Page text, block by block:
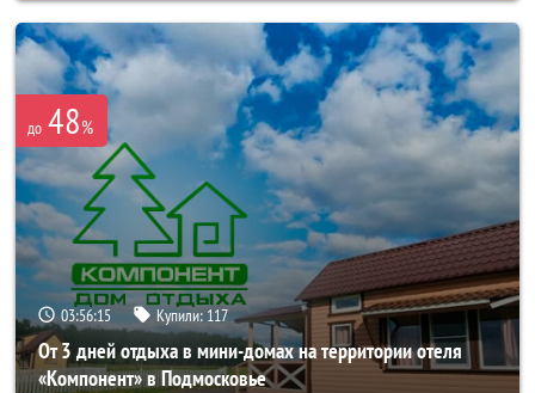
до 48%
03:56:14 Купили: 117
От 3 дней отдыха в мини-домах на территории отеля
«Компонент» в Подмосковье